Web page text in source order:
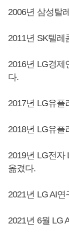
2006년 삼성탈
2011년 SK텔레
2016년 LG경제
다.
2017년 LG유플
2018년 LG유플
2019년 LG전자
옮겼다.
2021년 LG AI
2021년 6월 LG